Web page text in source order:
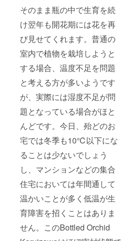
そのまま瓶の中で生育を続
け翌年も開花期には花を再
び見せてくれます。普通の
室内で植物を栽培しようと
する場合、温度不足を問題
と考える方が多いようです
が、実際には湿度不足が問
題となっている場合がほと
んどです。今日、殆どのお
宅では冬季も10℃以下にな
ることは少ないでしょう
し、マンションなどの集合
住宅においては年間通して
温かいことが多く低温が生
育障害を招くことはありま
せん。このBottled Orchid